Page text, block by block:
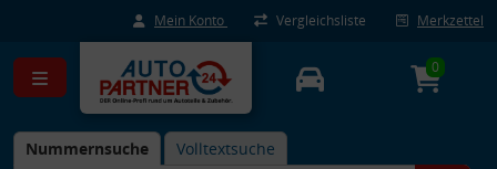
Mein Konto Vergleichsliste Merkzettel
Nummernsuche Volltextsuche
0